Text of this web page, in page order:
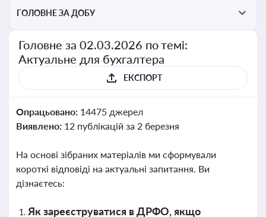
ГОЛОВНЕ ЗА ДОБУ
Головне за 02.03.2026 по темі:
Актуальне для бухгалтера
ЕКСПОРТ
Опрацьовано: 14475 джерел
Виявлено: 12 публікацій за 2 березня
На основі зібраних матеріалів ми сформували
короткі відповіді на актуальні запитання. Ви
дізнаєтесь:
Як зареєструватися в ДРФО, якщо